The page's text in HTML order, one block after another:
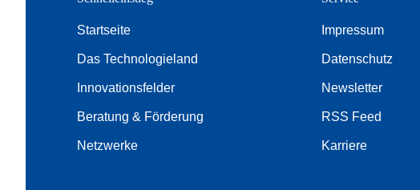
Startseite
Das Technologieland
Innovationsfelder
Beratung & Förderung
Netzwerke
Impressum
Datenschutz
Newsletter
RSS Feed
Karriere